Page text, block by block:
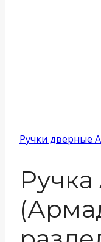
Ручки дверные